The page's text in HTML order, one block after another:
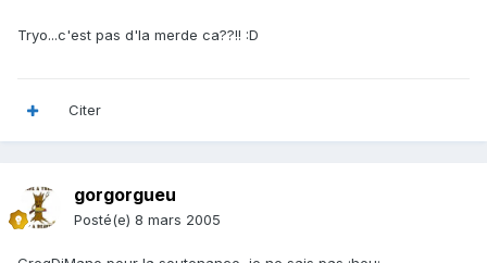
Tryo...c'est pas d'la merde ca??!! :D
Citer
gorgorgueu
Posté(e) 8 mars 2005